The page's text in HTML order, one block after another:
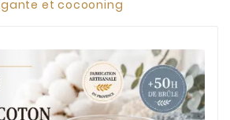
et cocooning